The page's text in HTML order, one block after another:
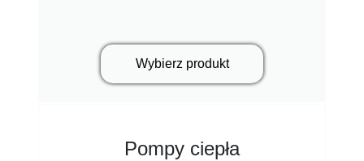
Wybierz produkt
Pompy ciepła